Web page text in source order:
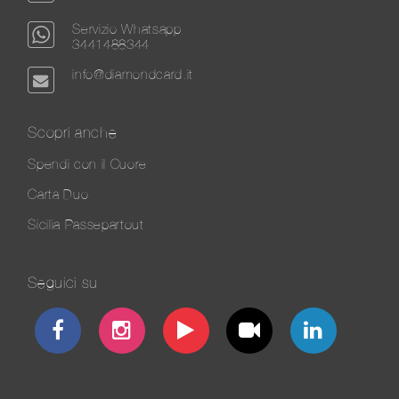
Servizio Whatsapp
3441488344
info@diamondcard.it
Scopri anche
Spendi con il Cuore
Carta Duo
Sicilia Passepartout
Seguici su